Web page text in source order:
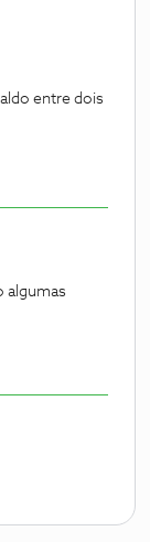
entre dois
algumas